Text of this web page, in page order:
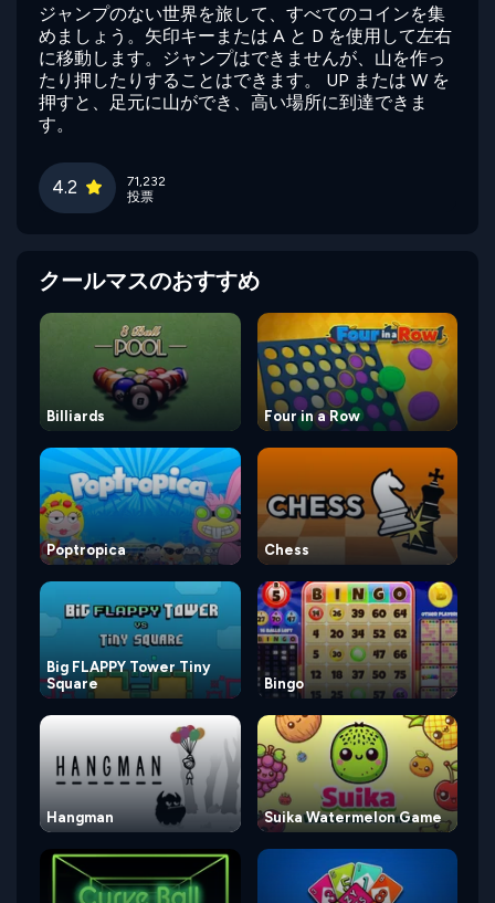
ジャンプのない世界を旅して、すべてのコインを集
めましょう。矢印キーまたは A と D を使用して左右
に移動します。ジャンプはできませんが、山を作っ
たり押したりすることはできます。 UP または W を
押すと、足元に山ができ、高い場所に到達できま
す。
4.2
71,232
投票
クールマスのおすすめ
Billiards Four in a Row
Poptropica Chess
Big FLAPPY Tower Tiny
Square
Bingo
Hangman Suika Watermelon Game